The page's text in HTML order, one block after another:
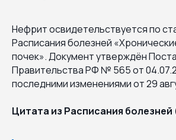
Нефрит освидетельствуется по
Расписания болезней
почек». Документ утверждён
Правительства РФ № 565 от
последними изменениями от 29
Цитата из Расписания болезней